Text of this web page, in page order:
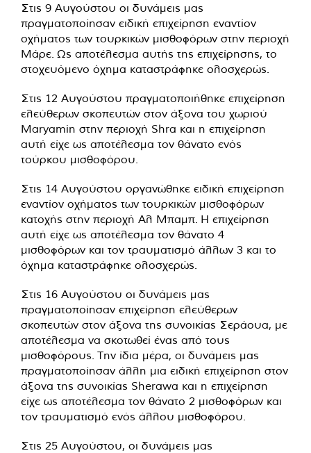
Στις 9 Αυγούστου οι δυνάμεις μας
πραγματοποίησαν ειδική επιχείρηση εναντίον
οχήματος των τουρκικών μισθοφόρων στην περιοχή
Μάρε. Ως αποτέλεσμα αυτής της επιχείρησης, το
στοχευόμενο όχημα καταστράφηκε ολοσχερώς.
Στις 12 Αυγούστου πραγματοποιήθηκε επιχείρηση
ελεύθερων σκοπευτών στον άξονα του χωριού
Maryamin στην περιοχή Shra και η επιχείρηση
αυτή είχε ως αποτέλεσμα τον θάνατο ενός
τούρκου μισθοφόρου.
Στις 14 Αυγούστου οργανώθηκε ειδική επιχείρηση
εναντίον οχήματος των τουρκικών μισθοφόρων
κατοχής στην περιοχή Αλ Μπαμπ. Η επιχείρηση
αυτή είχε ως αποτέλεσμα τον θάνατο 4
μισθοφόρων και τον τραυματισμό άλλων 3 και το
όχημα καταστράφηκε ολοσχερώς.
Στις 16 Αυγούστου οι δυνάμεις μας
πραγματοποίησαν επιχείρηση ελεύθερων
σκοπευτών στον άξονα της συνοικίας Σεράουα, με
αποτέλεσμα να σκοτωθεί ένας από τους
μισθοφόρους. Την ίδια μέρα, οι δυνάμεις μας
πραγματοποίησαν άλλη μια ειδική επιχείρηση στον
άξονα της συνοικίας Sherawa και η επιχείρηση
είχε ως αποτέλεσμα τον θάνατο 2 μισθοφόρων και
τον τραυματισμό ενός άλλου μισθοφόρου.
Στις 25 Αυγούστου, οι δυνάμεις μας